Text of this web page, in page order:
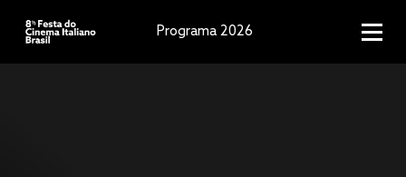
Programa 2026